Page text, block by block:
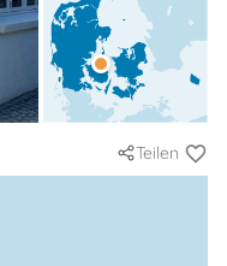
Teilen